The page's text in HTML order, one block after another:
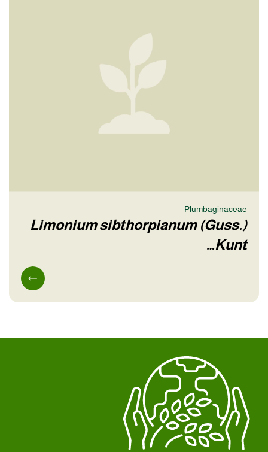
Plumbaginaceae
Limonium sibthorpianum (Guss.)
Kunt…